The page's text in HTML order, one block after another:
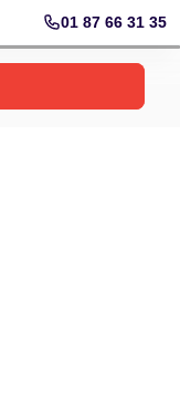
01 87 66 31 35